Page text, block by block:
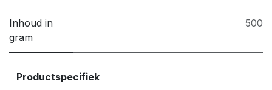
Inhoud in
gram
500
Productspecifiek